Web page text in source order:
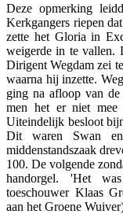
Deze opmerking
Kerkgangers riepen
zette het Gloria in
weigerde in te vallen.
Dirigent Wegdam zei
waarna hij inzette.
ging na afloop van de
men het er niet mee
Uiteindelijk besloot
Dit waren Swan
middenstandszaak
100. De volgende
handorgel. 'Het
toeschouwer Klaas
aan het Groene